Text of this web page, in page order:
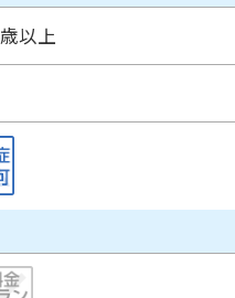
以上